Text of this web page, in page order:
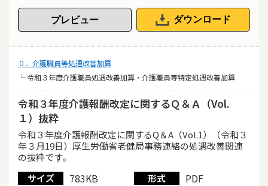
ダウンロード
０．介護職員等処遇改善加算
└ 令和３年度介護職員処遇改善加算・介護職員等特定処遇改善加算
令和３年度介護報酬改定に関するＱ＆Ａ（Vol.
１）抜粋
令和３年度介護報酬改定に関するQ＆A（Vol.1）（令和３
年３月19日）厚生労働省老健局事務連絡の処遇改善関連
の抜粋です。
サイズ
783KB 形式 PDF